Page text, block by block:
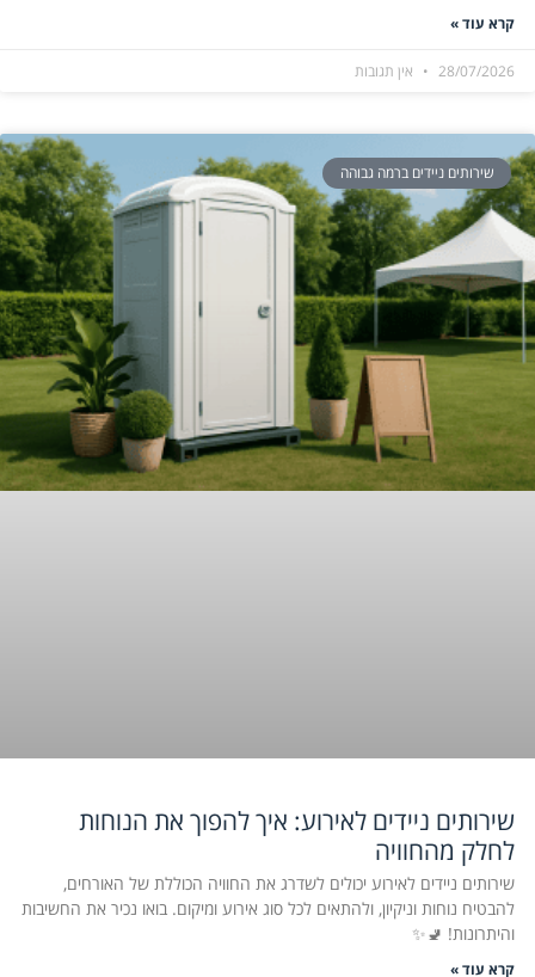
קרא עוד »
28/07/2026 אין תגובות
שירותים ניידים ברמה גבוהה
שירותים ניידים לאירוע: איך להפוך את הנוחות
לחלק מהחוויה
שירותים ניידים לאירוע יכולים לשדרג את החוויה הכוללת של האורחים,
להבטיח נוחות וניקיון, ולהתאים לכל סוג אירוע ומיקום. בואו נכיר את החשיבות
והיתרונות! 🚽✨
קרא עוד »